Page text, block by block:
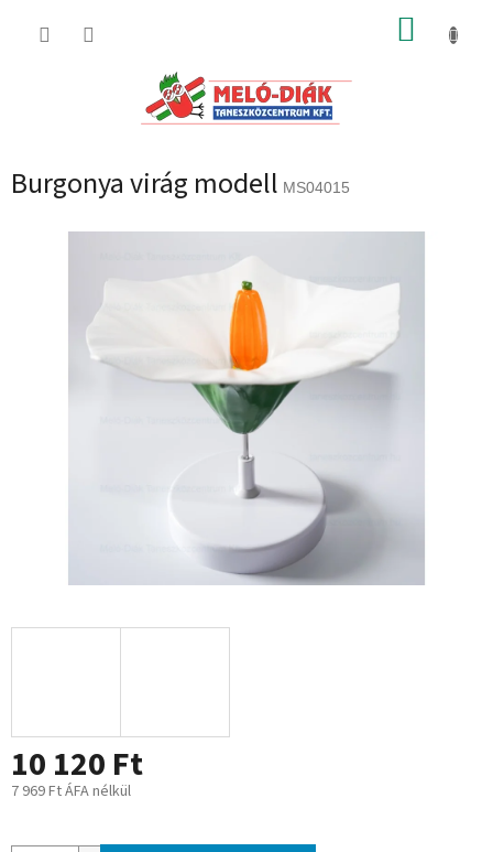
KOSÁR
Burgonya virág modell MS04015
10 120 Ft
7 969 Ft ÁFA nélkül